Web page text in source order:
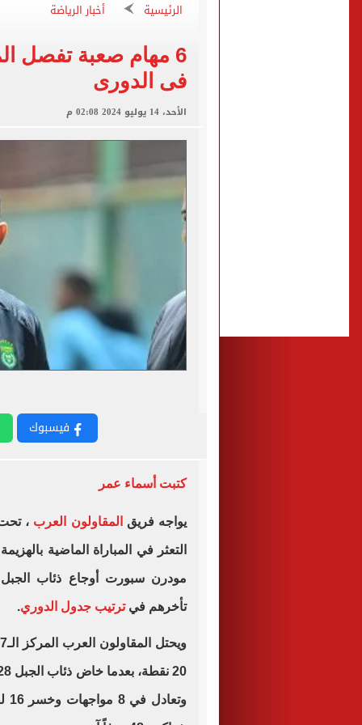
تقارير: سيلتيك
إخلاء سبيل سائق أوبر
غلق جزئى لشارع جامعة الدول
الرئيسية أخبار الرياضة
6 مهام صعبة تفصل
فى الدورى
الأحد، 14 يوليو 2024 02:08 م
فيسبوك
كتبت أسماء عمر
يواجه فريق المقاولون العرب ،
التعثر في المباراة الماضية
مودرن سبورت أوجاع ذئاب الجبل
تأخرهم في ترتيب جدول الدوري.